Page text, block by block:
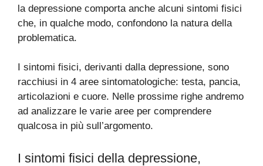
la depressione comporta anche alcuni sintomi fisici
che, in qualche modo, confondono la natura della
problematica.
I sintomi fisici, derivanti dalla depressione, sono
racchiusi in 4 aree sintomatologiche: testa, pancia,
articolazioni e cuore. Nelle prossime righe andremo
ad analizzare le varie aree per comprendere
qualcosa in più sull’argomento.
I sintomi fisici della depressione,